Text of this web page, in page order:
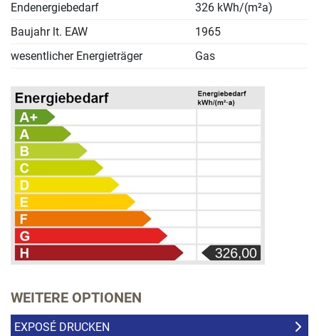
Endenergiebedarf
326 kWh/(m²a)
Baujahr lt. EAW
1965
wesentlicher Energieträger
Gas
WEITERE OPTIONEN
EXPOSÉ DRUCKEN